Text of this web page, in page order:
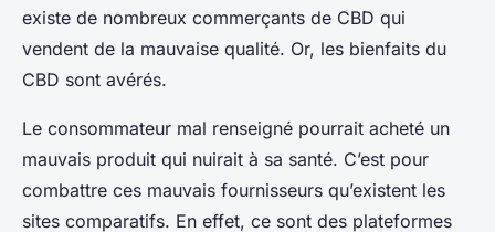
existe de nombreux commerçants de CBD qui
vendent de la mauvaise qualité. Or, les bienfaits du
CBD sont avérés.
Le consommateur mal renseigné pourrait acheté un
mauvais produit qui nuirait à sa santé. C’est pour
combattre ces mauvais fournisseurs qu’existent les
sites comparatifs. En effet, ce sont des plateformes